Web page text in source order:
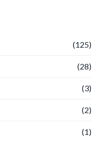
(125)
(28)
(3)
(2)
(1)